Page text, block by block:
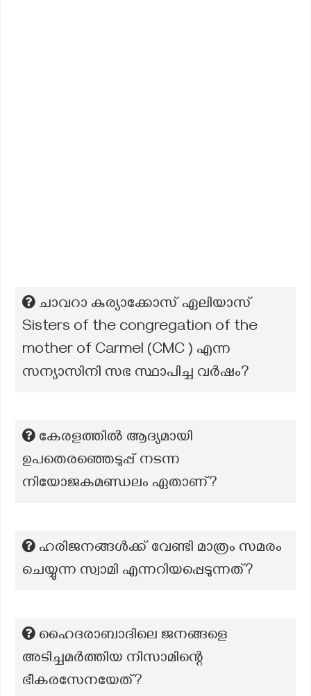
ചാവറാ കുര്യാക്കോസ് ഏലിയാസ്
Sisters of the congregation of the
mother of Carmel (CMC ) എന്ന
സന്യാസിനി സഭ സ്ഥാപിച്ച വർഷം?
കേരളത്തിൽ ആദ്യമായി
ഉപതെരഞ്ഞെടുപ്പ് നടന്ന
നിയോജകമണ്ഡലം ഏതാണ്?
ഹരിജനങ്ങള്‍ക്ക് വേണ്ടി മാത്രം സമരം
ചെയ്യുന്ന സ്വാമി എന്നറിയപ്പെടുന്നത്?
ഹൈദരാബാദിലെ ജനങ്ങളെ
അടിച്ചമർത്തിയ നിസാമിന്റെ
ഭീകരസേനയേത്?